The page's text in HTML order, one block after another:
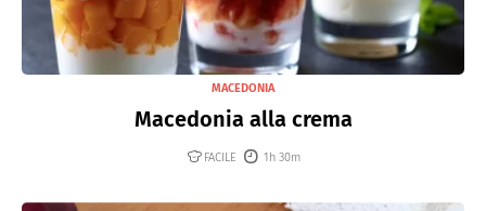
MACEDONIA
Macedonia alla crema
FACILE 1h 30m